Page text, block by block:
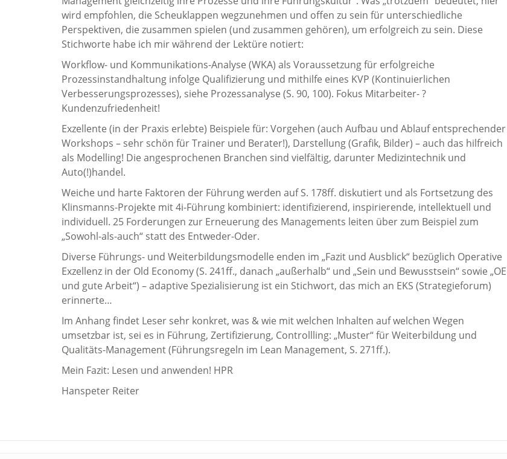
wird empfohlen, die Scheuklappen wegzunehmen und offen zu sein für unterschiedliche
Perspektiven, die zusammen spielen (und zusammen gehören), um erfolgreich zu sein. Diese
Stichworte habe ich mir während der Lektüre notiert:
Workflow- und Kommunikations-Analyse (WKA) als Voraussetzung für erfolgreiche
Prozessinstandhaltung infolge Qualifizierung und mithilfe eines KVP (Kontinuierlichen
Verbesserungsprozesses), siehe Prozessanalyse (S. 90, 100). Fokus Mitarbeiter- ?
Kundenzufriedenheit!
Exzellente (in der Praxis erlebte) Beispiele für: Vorgehen (auch Aufbau und Ablauf entsprechender
Workshops – sehr schön für Trainer und Berater!), Darstellung (Grafik, Bilder) – auch das hilfreich
als Modelling! Die angesprochenen Branchen sind vielfältig, darunter Medizintechnik und
Auto(!)handel.
Weiche und harte Faktoren der Führung werden auf S. 178ff. diskutiert und als Fortsetzung des
Klinsmanns-Projekte mit 4i-Führung kombiniert: identifizierend, inspirierende, intellektuell und
individuell. 25 Forderungen zur Erneuerung des Managements leiten über zum Beispiel zum
„Sowohl-als-auch“ statt des Entweder-Oder.
Diverse Führungs- und Weiterbildungsmodelle enden im „Fazit und Ausblick“ bezüglich Operative
Exzellenz in der Old Economy (S. 241ff., danach „außerhalb“ und „Sein und Bewusstsein“ sowie „OE
und gute Arbeit“) – adaptive Spezialisierung ist ein Stichwort, das mich an EKS (Strategieforum)
erinnerte…
Im Anhang findet Leser sehr konkret, was & wie mit welchen Inhalten auf welchen Wegen
umsetzbar ist, sei es in Führung, Zertifizierung, Controllling: „Muster“ für Weiterbildung und
Qualitäts-Management (Führungsregeln im Lean Management, S. 271ff.).
Mein Fazit: Lesen und anwenden! HPR
Hanspeter Reiter